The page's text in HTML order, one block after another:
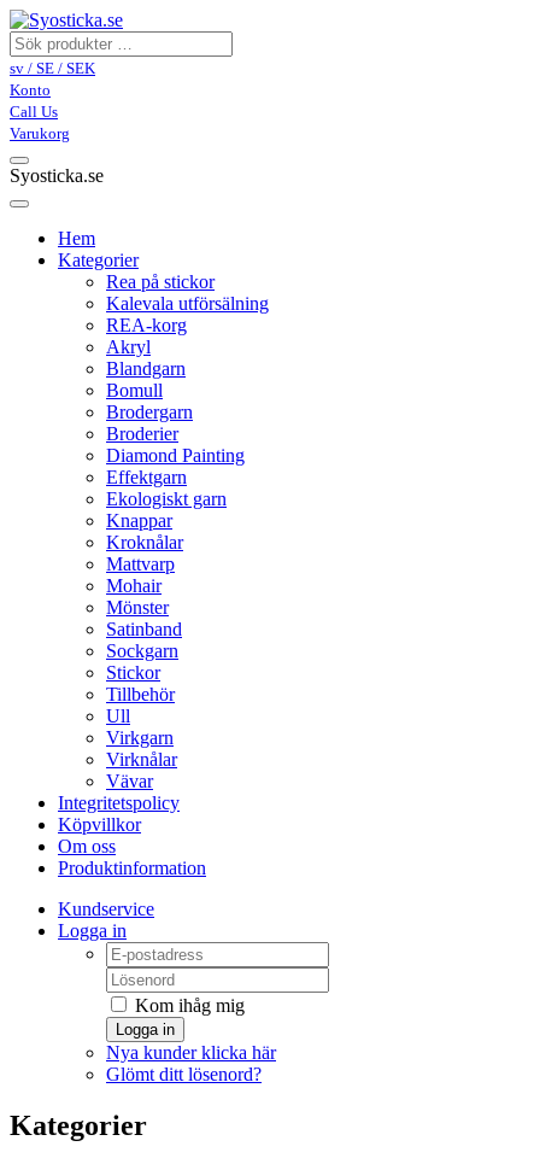
sv / SE / SEK
Konto
Call Us
Varukorg
Syosticka.se
Hem
Kategorier
Rea på stickor
Kalevala utförsälning
REA-korg
Akryl
Blandgarn
Bomull
Brodergarn
Broderier
Diamond Painting
Effektgarn
Ekologiskt garn
Knappar
Kroknålar
Mattvarp
Mohair
Mönster
Satinband
Sockgarn
Stickor
Tillbehör
Ull
Virkgarn
Virknålar
Vävar
Integritetspolicy
Köpvillkor
Om oss
Produktinformation
Kundservice
Logga in
Kom ihåg mig
Logga in
Nya kunder klicka här
Glömt ditt lösenord?
Kategorier